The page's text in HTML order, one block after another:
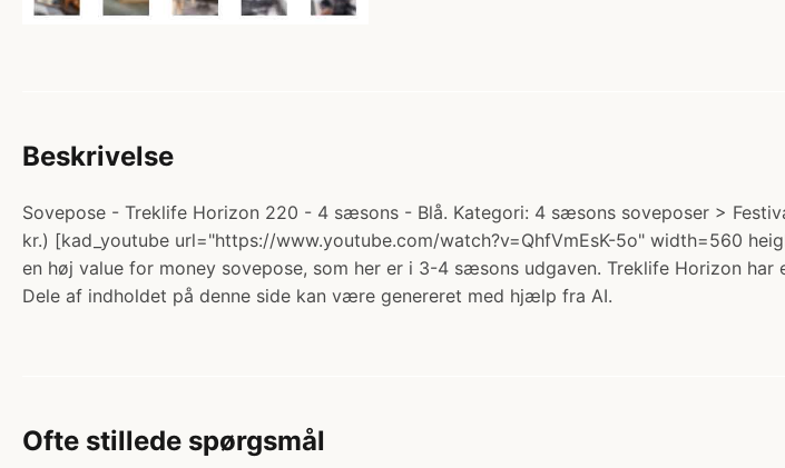
Beskrivelse
Sovepose - Treklife Horizon 220 - 4 sæsons - Blå. Kategori: 4 sæsons soveposer >
kr.) [kad_youtube url="https://www.youtube.com/watch?v=QhfVmEsK-5o" width=560
en høj value for money sovepose, som her er i 3-4 sæsons udgaven. Treklife Horizon har
Dele af indholdet på denne side kan være genereret med hjælp fra AI.
Ofte stillede spørgsmål